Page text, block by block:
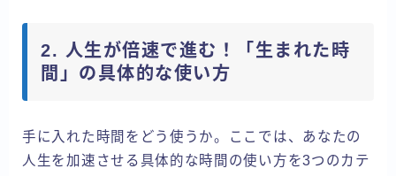
2. 人生が倍速で進む！「生まれた時
間」の具体的な使い方
手に入れた時間をどう使うか。ここでは、あなたの
人生を加速させる具体的な時間の使い方を3つのカテ